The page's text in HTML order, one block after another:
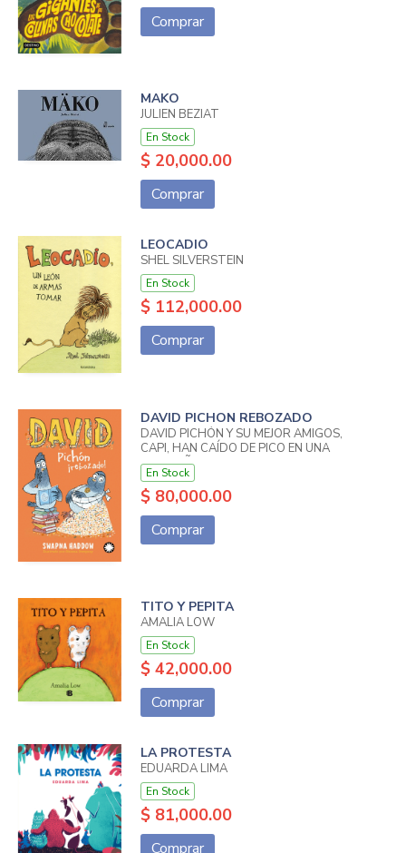
Comprar
MAKO
JULIEN BEZIAT
En Stock
$ 20,000.00
Comprar
LEOCADIO
SHEL SILVERSTEIN
En Stock
$ 112,000.00
Comprar
DAVID PICHON REBOZADO
DAVID PICHÓN Y SU MEJOR AMIGOS,
CAPI, HAN CAÍDO DE PICO EN UNA
MONTAÑA DE ALPISTE Y PELIGRO.
¡AGARRAMOS LAS PLUMAS!
NUESTROS HÉROES PALOMILES
FAVORITOS TENDRÁN QUE BURLAR A
UN VENGATIVO FABRICANTE DE
NUGGETS DE PALOMA, EN ESTA
AVANETURA QUE HARÁ QUE TE
En Stock
$ 80,000.00
Comprar
TITO Y PEPITA
AMALIA LOW
En Stock
$ 42,000.00
Comprar
LA PROTESTA
EDUARDA LIMA
En Stock
$ 81,000.00
Comprar